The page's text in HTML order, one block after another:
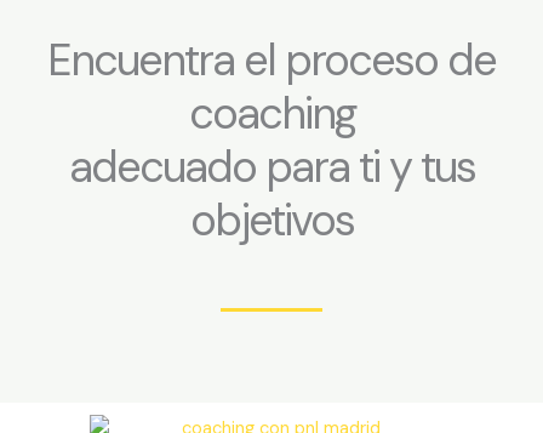
Encuentra el proceso de
coaching
adecuado para ti y tus
objetivos